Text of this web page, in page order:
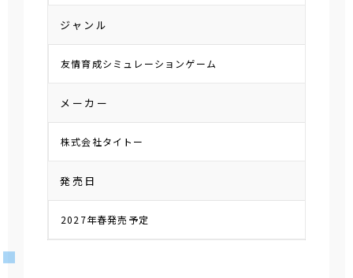
ジャンル
友情育成シミュレーションゲーム
メーカー
株式会社タイトー
発売日
2027年春発売予定